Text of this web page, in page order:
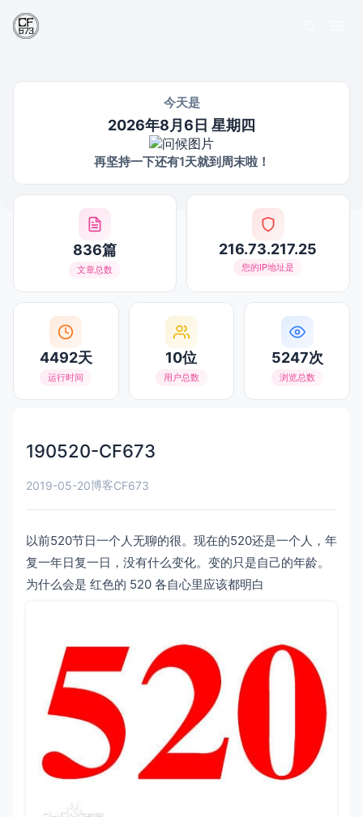
今天是
2026年8月6日 星期四
再坚持一下还有1天就到周末啦！
836篇
文章总数
216.73.217.25
您的IP地址是
4492天
运行时间
10位
用户总数
5247次
浏览总数
190520-CF673
2019-05-20博客CF673
以前520节日一个人无聊的很。现在的520还是一个人，年
复一年日复一日，没有什么变化。变的只是自己的年龄。
为什么会是 红色的 520 各自心里应该都明白